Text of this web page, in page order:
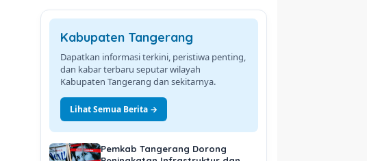
Kabupaten Tangerang
Dapatkan informasi terkini, peristiwa penting,
dan kabar terbaru seputar wilayah
Kabupaten Tangerang dan sekitarnya.
Lihat Semua Berita →
Pemkab Tangerang Dorong